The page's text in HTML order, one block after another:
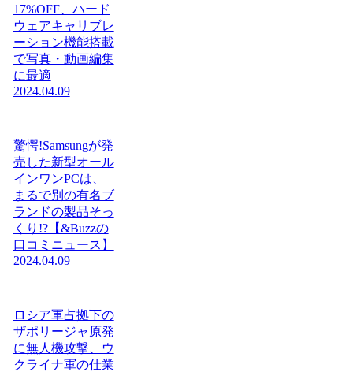
17%OFF、ハード
ウェアキャリブレ
ーション機能搭載
で写真・動画編集
に最適
2024.04.09
驚愕!Samsungが発
売した新型オール
インワンPCは、
まるで別の有名ブ
ランドの製品そっ
くり!?【&Buzzの
口コミニュース】
2024.04.09
ロシア軍占拠下の
ザポリージャ原発
に無人機攻撃、ウ
クライナ軍の仕業